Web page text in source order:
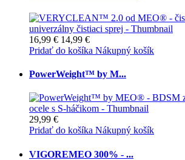
16,99 € 14,99 €
Pridať do košíka Nákupný košík
PowerWeight™ by M...
29,99 €
Pridať do košíka Nákupný košík
VIGOREMEO 300% - ...